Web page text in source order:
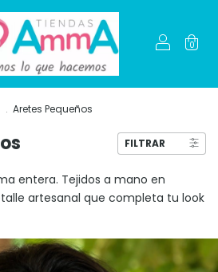
0
. Aretes Pequeños
FILTRAR
entera. Tejidos a mano en
artesanal que completa tu look